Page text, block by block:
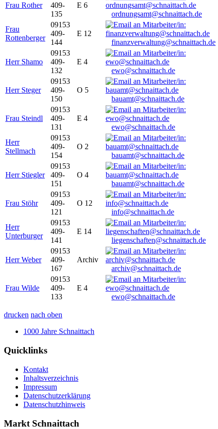
Frau Rother
409-
135
E 6
ordnungsamt@schnaittach.de
Frau
Rottenberger
09153
409-
144
E 12
finanzverwaltung@schnaittach.de
Herr Shamo
09153
409-
132
E 4
ewo@schnaittach.de
Herr Steger
09153
409-
150
O 5
bauamt@schnaittach.de
Frau Steindl
09153
409-
131
E 4
ewo@schnaittach.de
Herr
Stellmach
09153
409-
154
O 2
bauamt@schnaittach.de
Herr Stiegler
09153
409-
151
O 4
bauamt@schnaittach.de
Frau Stöhr
09153
409-
121
O 12
info@schnaittach.de
Herr
Unterburger
09153
409-
141
E 14
liegenschaften@schnaittach.de
Herr Weber
09153
409-
167
Archiv
archiv@schnaittach.de
Frau Wilde
09153
409-
133
E 4
ewo@schnaittach.de
drucken nach oben
1000 Jahre Schnaittach
Quicklinks
Kontakt
Inhaltsverzeichnis
Impressum
Datenschutzerklärung
Datenschutzhinweis
Markt Schnaittach